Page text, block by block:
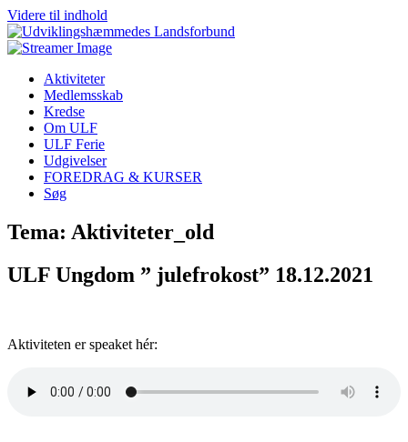
Videre til indhold
Aktiviteter
Medlemsskab
Kredse
Om ULF
ULF Ferie
Udgivelser
FOREDRAG & KURSER
Søg
Tema: Aktiviteter_old
ULF Ungdom ” julefrokost” 18.12.2021
Aktiviteten er speaket hér: